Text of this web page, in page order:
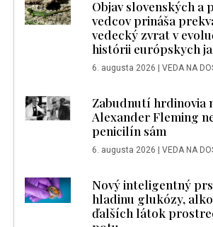
Objav slovenských a
vedcov prináša
vedecký zvrat v
histórii európskych
6. augusta 2026 | VEDA NA
Zabudnutí hrdinovia
Alexander Fleming
penicilín sám
6. augusta 2026 | VEDA NA
Nový inteligentný
hladinu glukózy,
ďalších látok